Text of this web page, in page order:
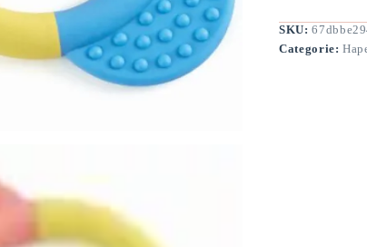
SKU:
Categorie: